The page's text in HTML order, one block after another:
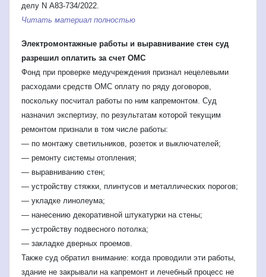
делу N А83-734/2022.
Читать материал полностью
Электромонтажные работы и выравнивание стен суд
разрешил оплатить за счет ОМС
Фонд при проверке медучреждения признал нецелевыми
расходами средств ОМС оплату по ряду договоров,
поскольку посчитал работы по ним капремонтом. Суд
назначил экспертизу, по результатам которой текущим
ремонтом признали в том числе работы:
— по монтажу светильников, розеток и выключателей;
— ремонту системы отопления;
— выравниванию стен;
— устройству стяжки, плинтусов и металлических порогов;
— укладке линолеума;
— нанесению декоративной штукатурки на стены;
— устройству подвесного потолка;
— закладке дверных проемов.
Также суд обратил внимание: когда проводили эти работы,
здание не закрывали на капремонт и лечебный процесс не